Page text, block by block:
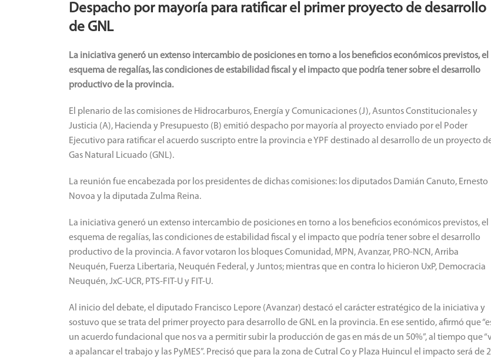
Despacho por mayoría para ratificar el primer proyecto de desarrollo
de GNL
La iniciativa generó un extenso intercambio de posiciones en torno a los beneficios económicos previstos, el
esquema de regalías, las condiciones de estabilidad fiscal y el impacto que podría tener sobre el desarrollo
productivo de la provincia.
El plenario de las comisiones de Hidrocarburos, Energía y Comunicaciones (J), Asuntos Constitucionales y
Justicia (A), Hacienda y Presupuesto (B) emitió despacho por mayoría al proyecto enviado por el Poder
Ejecutivo para ratificar el acuerdo suscripto entre la provincia e YPF destinado al desarrollo de un proyecto
Gas Natural Licuado (GNL).
La reunión fue encabezada por los presidentes de dichas comisiones: los diputados Damián Canuto, Ernesto
Novoa y la diputada Zulma Reina.
La iniciativa generó un extenso intercambio de posiciones en torno a los beneficios económicos previstos, el
esquema de regalías, las condiciones de estabilidad fiscal y el impacto que podría tener sobre el desarrollo
productivo de la provincia. A favor votaron los bloques Comunidad, MPN, Avanzar, PRO-NCN, Arriba
Neuquén, Fuerza Libertaria, Neuquén Federal, y Juntos; mientras que en contra lo hicieron UxP, Democracia
Neuquén, JxC-UCR, PTS-FIT-U y FIT-U.
Al inicio del debate, el diputado Francisco Lepore (Avanzar) destacó el carácter estratégico de la iniciativa y
sostuvo que se trata del primer proyecto para desarrollo de GNL en la provincia. En ese sentido, afirmó que
un acuerdo fundacional que nos va a permitir subir la producción de gas en más de un 50%”, al tiempo que
a apalancar el trabajo y las PyMES”. Precisó que para la zona de Cutral Co y Plaza Huincul el impacto será de